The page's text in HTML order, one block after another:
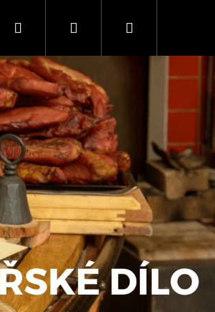
Kontakty
Hledat PřihlášeníNákupní
košík